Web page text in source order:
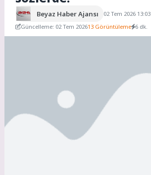
Beyaz Haber Ajansı
02 Tem 2026 13:03
Güncelleme: 02 Tem 202613 Görüntüleme 6 dk.